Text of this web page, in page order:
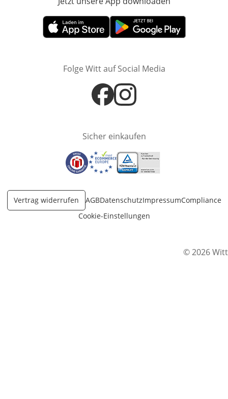
Öffnet in neuem FensterÖffnet in neuem Fenster
Folge Witt auf Social Media
Öffnet in neuem Fenster
Öffnet in neuem Fenster
Sicher einkaufen
Öffnet in neuem Fenster
Öffnet in neuem Fenster
Öffnet in neuem Fenster
Vertrag widerrufen AGBDatenschutzImpressumCompliance
Cookie-Einstellungen
© 2026 Witt